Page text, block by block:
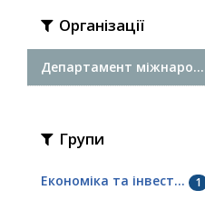
Організації
Департамент міжнаро...
Групи
Економіка та інвест... 1